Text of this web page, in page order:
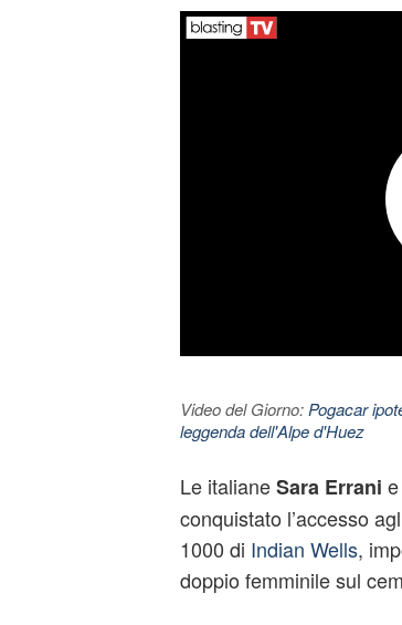
Video del Giorno: Pogacar
leggenda dell'Alpe d'Huez
Le italianeSara Errani e
conquistato l’accesso
1000 di Indian Wells,
doppio femminile sul